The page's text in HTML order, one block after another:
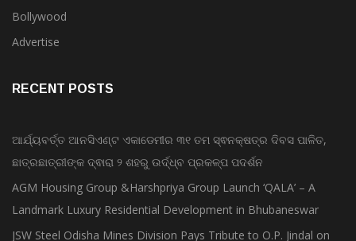
Bollywood
Advertise
RECENT POSTS
ଆର୍ଯ୍ୟବର୍ତ୍ତ ଆନସିଏଣ୍ଟ ଏକାଡେମୀର ୩୧ ତମ ସ୍ଵନକ୍ଷତ୍ର ଦିବସ ପାଳିତ,
ଛାତ୍ରଛାତ୍ରୀଙ୍କ ଦ୍ଵାରା ୨ ଶହରୁ ଉର୍ଦ୍ଧ୍ବ ପ୍ରକଳ୍ପ ପଦର୍ଶନ
AGM Housing Group &Harshpriya Group Launch ‘QALA’ – A
Landmark Luxury Residential Development in Bhubaneswar
JSW Steel Odisha Mines Division Pays Tribute to O.P. Jindal on